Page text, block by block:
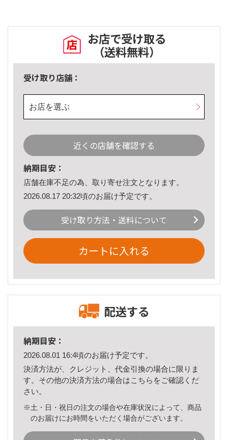
お店で受け取る
（送料無料）
受け取り店舗：
お店を選ぶ
近くの店舗を確認する
納期目安：
店舗在庫不足の為、取り寄せ注文となります。
2026.08.17 20:32頃のお届け予定です。
受け取り方法・送料について
カートに入れる
配送する
納期目安：
2026.08.01 16:4頃のお届け予定です。
決済方法が、クレジット、代金引換の場合に限りま
す。その他の決済方法の場合はこちら をご確認くだ
さい。
※土・日・祝日の注文の場合や在庫状況によって、商品
のお届けにお時間をいただく場合がございます。